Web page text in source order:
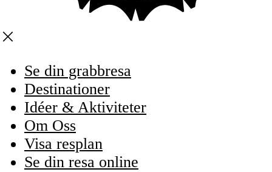
Se din grabbresa
Destinationer
Idéer & Aktiviteter
Om Oss
Visa resplan
Se din resa online